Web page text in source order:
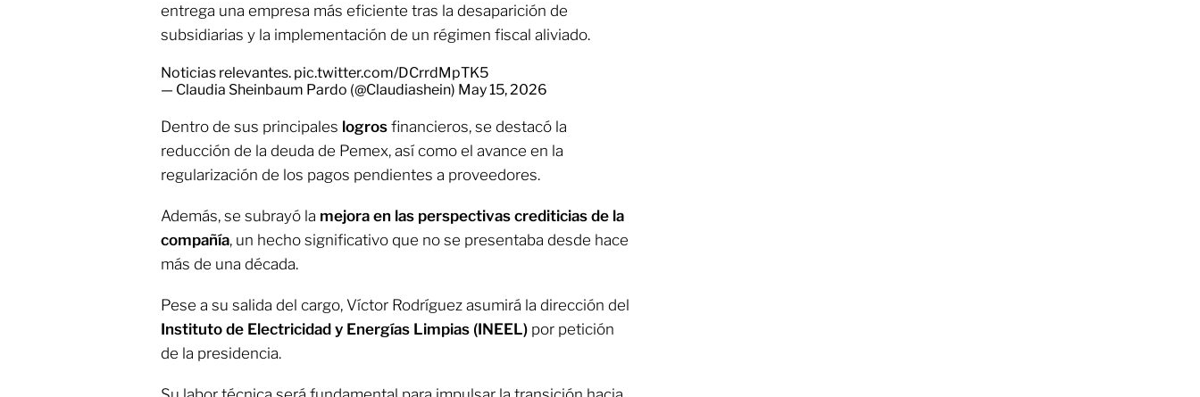
entrega una empresa más eficiente tras la desaparición de
subsidiarias y la implementación de un régimen fiscal aliviado.
Noticias relevantes. pic.twitter.com/DCrrdMpTK5
— Claudia Sheinbaum Pardo (@Claudiashein) May 15, 2026
Dentro de sus principales logros financieros, se destacó la
reducción de la deuda de Pemex, así como el avance en la
regularización de los pagos pendientes a proveedores.
Además, se subrayó la mejora en las perspectivas crediticias de la
compañía, un hecho significativo que no se presentaba desde hace
más de una década.
Pese a su salida del cargo, Víctor Rodríguez asumirá la dirección del
Instituto de Electricidad y Energías Limpias (INEEL) por petición
de la presidencia.